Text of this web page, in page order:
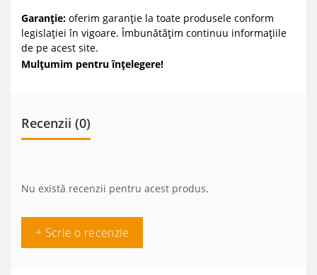
Garanție: oferim garanție la toate produsele conform
legislației în vigoare. Îmbunătățim continuu informațiile
de pe acest site.
Mulțumim pentru înțelegere!
Recenzii (0)
Nu există recenzii pentru acest produs.
+ Scrie o recenzie